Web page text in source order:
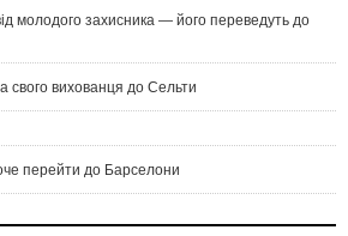
молодого захисника — його переведуть до
свого вихованця до Сельти
перейти до Барселони